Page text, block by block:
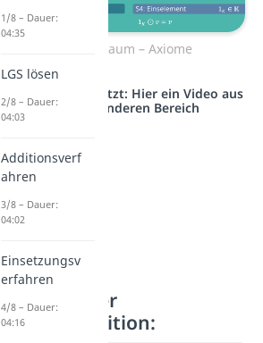
Vektorraum – Axiome
Studyflix vernetzt: Hier ein Video aus
einem anderen Bereich
Axiome der
Vektoraddition:
1/8 – Dauer:
04:35
LGS lösen
2/8 – Dauer:
04:03
Additionsverf
ahren
3/8 – Dauer:
04:02
Einsetzungsv
erfahren
4/8 – Dauer:
04:16